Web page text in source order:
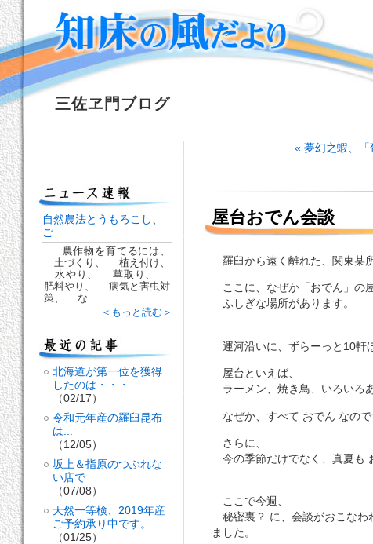
三佐ヱ門ブログ
« 夢幻之蝦、「
屋台おでん会談
羅臼から遠く離れた、関東某
ここに、なぜか「おでん」の
ふしぎな場所があります。
運河沿いに、ずらーっと10軒
屋台といえば、
ラーメン、焼き鳥、いろいろ
なぜか、すべて おでん なので
さらに、
今の季節だけでなく、真夏も
ここで今週、
秘密裏？ に、会談がおこなわ
ました。
自然農法とうもろこし、
ご
農作物を育てるには、
土づくり、 植え付け、
水やり、 草取り、
肥料やり、 病気と害虫対
策、 な...
＜もっと読む＞
北海道が第一位を獲得
したのは・・・
（02/17）
令和元年産の羅臼昆布
は...
（12/05）
坂上＆指原のつぶれな
い店で
（07/08）
天然一等検、2019年産
ご予約承り中です。
（01/25）